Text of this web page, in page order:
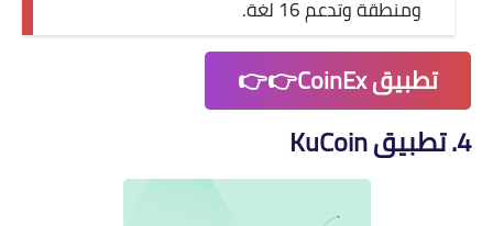
ومنطقة وتدعم 16 لغة.
تطبيق CoinEx👉👉
4. تطبيق KuCoin